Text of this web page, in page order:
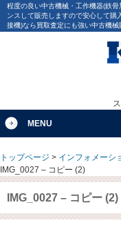
程度の良い中古機械・工作機器(鉄
ンスして販売しますので安心して購
接機)なら買取査定にも強い中古機械
MENU
トップページ > インフォメーシ
IMG_0027 – コピー (2)
IMG_0027 – コピー (2)